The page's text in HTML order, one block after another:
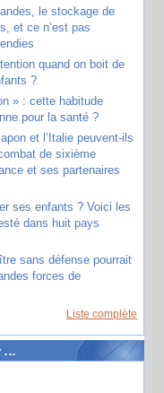
le stockage de
et ce n’est pas
quand on boit de
?
» : cette habitude
pour la santé ?
et l’Italie peuvent-ils
de sixième
et ses partenaires
ses enfants ? Voici les
dans huit pays
sans défense pourrait
forces de
Liste complète
...